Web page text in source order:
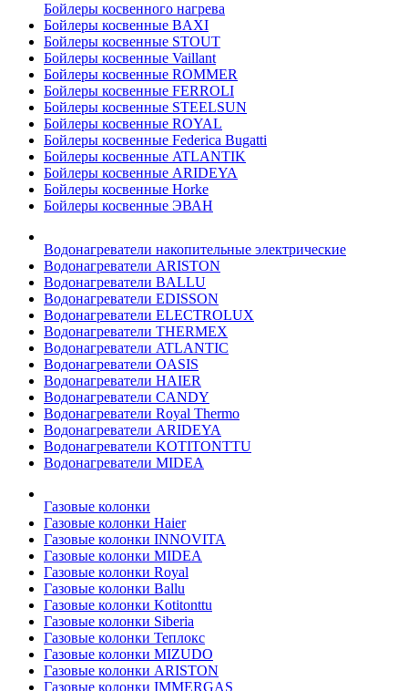
Бойлеры косвенного нагрева
Бойлеры косвенные BAXI
Бойлеры косвенные STOUT
Бойлеры косвенные Vaillant
Бойлеры косвенные ROMMER
Бойлеры косвенные FERROLI
Бойлеры косвенные STEELSUN
Бойлеры косвенные ROYAL
Бойлеры косвенные Federica Bugatti
Бойлеры косвенные ATLANTIK
Бойлеры косвенные ARIDEYA
Бойлеры косвенные Horke
Бойлеры косвенные ЭВАН
Водонагреватели накопительные электрические
Водонагреватели ARISTON
Водонагреватели BALLU
Водонагреватели EDISSON
Водонагреватели ELECTROLUX
Водонагреватели THERMEX
Водонагреватели ATLANTIC
Водонагреватели OASIS
Водонагреватели HAIER
Водонагреватели CANDY
Водонагреватели Royal Thermo
Водонагреватели ARIDEYA
Водонагреватели KOTITONTTU
Водонагреватели MIDEA
Газовые колонки
Газовые колонки Haier
Газовые колонки INNOVITA
Газовые колонки MIDEA
Газовые колонки Royal
Газовые колонки Ballu
Газовые колонки Kotitonttu
Газовые колонки Siberia
Газовые колонки Теплокс
Газовые колонки MIZUDO
Газовые колонки ARISTON
Газовые колонки IMMERGAS